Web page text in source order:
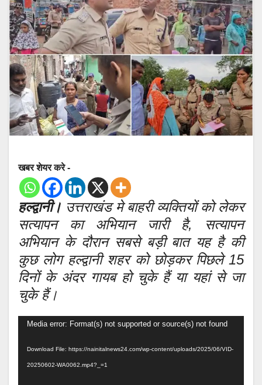
खबर शेयर करे -
हल्द्वानी। उत्तराखंड मे बाहरी व्यक्तियों को लेकर
सत्यापन का अभियान जारी है, सत्यापन
अभियान के दौरान सबसे बड़ी बात यह है की
कुछ लोग हल्द्वानी शहर को छोड़कर पिछले 15
दिनों के अंदर गायब हो चुके हैं या यहां से जा
चुके हैं।
Video
Media error: Format(s) not supported or source(s) not found
Download File: https://nainitalnews24.com/wp-content/uploads/2025/06/VID-
20250602-WA0062.mp4?_=1